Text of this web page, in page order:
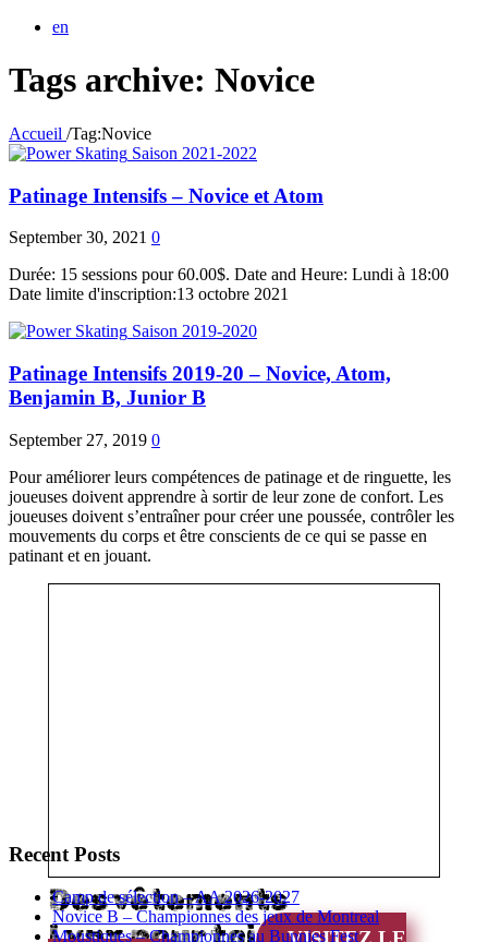
en
Tags archive: Novice
Accueil /Tag:Novice
Saison 2021-2022
Patinage Intensifs – Novice et Atom
September 30, 2021 0
Durée: 15 sessions pour 60.00$. Date and Heure: Lundi à 18:00
Date limite d'inscription:13 octobre 2021
Saison 2019-2020
Patinage Intensifs 2019-20 – Novice, Atom,
Benjamin B, Junior B
September 27, 2019 0
Pour améliorer leurs compétences de patinage et de ringuette, les
joueuses doivent apprendre à sortir de leur zone de confort. Les
joueuses doivent s’entraîner pour créer une poussée, contrôler les
mouvements du corps et être conscients de ce qui se passe en
patinant et en jouant.
Des vêtements
Recent Posts
Camp de sélection – AA 2026-2027
Novice B – Championnes des jeux de Montreal
Moustiques – Championnes au Bunnies Fest